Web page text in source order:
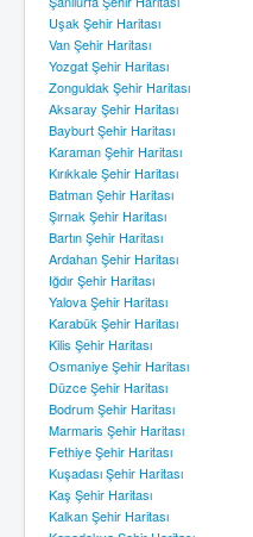
Uşak Şehir Haritası
Van Şehir Haritası
Yozgat Şehir Haritası
Zonguldak Şehir Haritası
Aksaray Şehir Haritası
Bayburt Şehir Haritası
Karaman Şehir Haritası
Kırıkkale Şehir Haritası
Batman Şehir Haritası
Şırnak Şehir Haritası
Bartın Şehir Haritası
Ardahan Şehir Haritası
Iğdır Şehir Haritası
Yalova Şehir Haritası
Karabük Şehir Haritası
Kilis Şehir Haritası
Osmaniye Şehir Haritası
Düzce Şehir Haritası
Bodrum Şehir Haritası
Marmaris Şehir Haritası
Fethiye Şehir Haritası
Kuşadası Şehir Haritası
Kaş Şehir Haritası
Kalkan Şehir Haritası